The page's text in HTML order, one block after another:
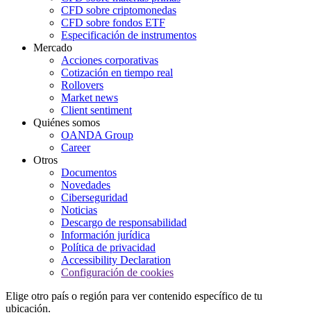
CFD sobre criptomonedas
CFD sobre fondos ETF
Especificación de instrumentos
Mercado
Acciones corporativas
Cotización en tiempo real
Rollovers
Market news
Client sentiment
Quiénes somos
OANDA Group
Career
Otros
Documentos
Novedades
Ciberseguridad
Noticias
Descargo de responsabilidad
Información jurídica
Política de privacidad
Accessibility Declaration
Configuración de cookies
Elige otro país o región para ver contenido específico de tu
ubicación.